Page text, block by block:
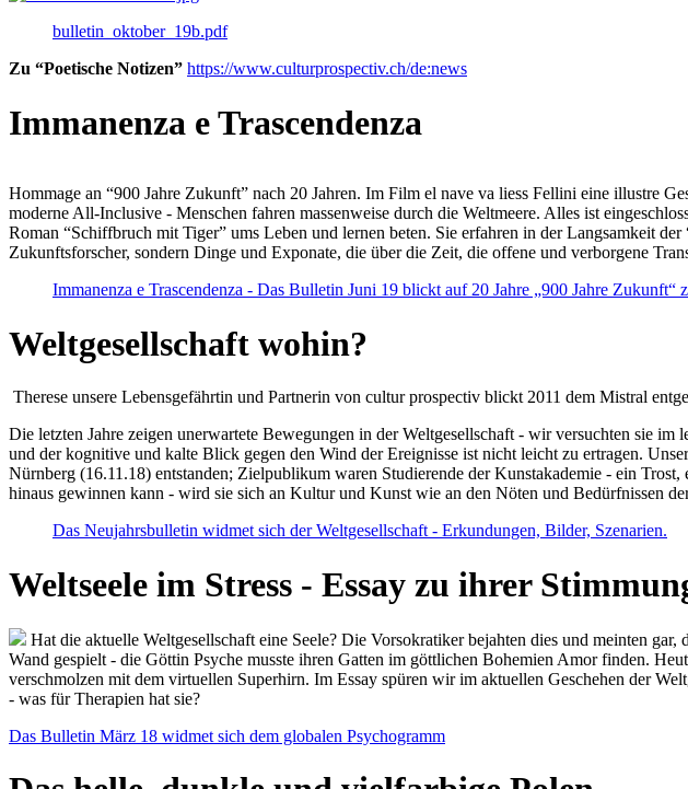
bulletin_oktober_19b.pdf
Zu “Poetische Notizen” https://www.culturprospectiv.ch/de:news
Immanenza e Trascendenza
Hommage an “900 Jahre Zukunft” nach 20 Jahren. Im Film el nave va liess Fellini eine illustre
moderne All-Inclusive - Menschen fahren massenweise durch die Weltmeere. Alles ist
Roman “Schiffbruch mit Tiger” ums Leben und lernen beten. Sie erfahren in der Langsamkeit
Zukunftsforscher, sondern Dinge und Exponate, die über die Zeit, die offene und verborgene
Immanenza e Trascendenza - Das Bulletin Juni 19 blickt auf 20 Jahre „900 Jahre Zukunft“
Weltgesellschaft wohin?
Therese unsere Lebensgefährtin und Partnerin von cultur prospectiv blickt 2011 dem Mistral
Die letzten Jahre zeigen unerwartete Bewegungen in der Weltgesellschaft - wir versuchten sie
und der kognitive und kalte Blick gegen den Wind der Ereignisse ist nicht leicht zu ertragen.
Nürnberg (16.11.18) entstanden; Zielpublikum waren Studierende der Kunstakademie - ein
hinaus gewinnen kann - wird sie sich an Kultur und Kunst wie an den Nöten und Bedürfnissen
Das Neujahrsbulletin widmet sich der Weltgesellschaft - Erkundungen, Bilder, Szenarien.
Weltseele im Stress - Essay zu ihrer
Hat die aktuelle Weltgesellschaft eine Seele? Die Vorsokratiker bejahten dies und meinten
Wand gespielt - die Göttin Psyche musste ihren Gatten im göttlichen Bohemien Amor finden.
verschmolzen mit dem virtuellen Superhirn. Im Essay spüren wir im aktuellen Geschehen der
- was für Therapien hat sie?
Das Bulletin März 18 widmet sich dem globalen Psychogramm